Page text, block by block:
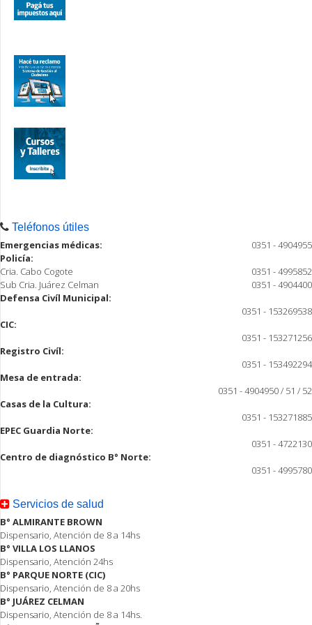
Teléfonos útiles
Emergencias médicas:
0351 - 4904955
Policía:
Cria. Cabo Cogote
0351 - 4995852
Sub Cria. Juárez Celman
0351 - 4904400
Defensa Civíl Municipal:
0351 - 153269538
CIC:
0351 - 153271256
Registro Civíl:
0351 - 153492294
Mesa de entrada:
0351 - 4904950 / 51 / 52
Casas de la Cultura:
0351 - 153271885
EPEC Guardia Norte:
0351 - 4722130
Centro de diagnóstico B° Norte:
0351 - 4995780
Servicios de salud
B° ALMIRANTE BROWN
Dispensario, Atención de 8 a 14hs
B° VILLA LOS LLANOS
Dispensario, Atención 24hs
B° PARQUE NORTE (CIC)
Dispensario, Atención de 8 a 20hs
B° JUÁREZ CELMAN
Dispensario, Atención de 8 a 14hs.